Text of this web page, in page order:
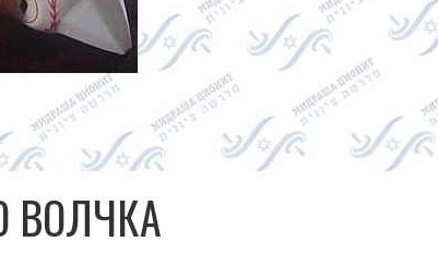
ВОЛЧКА